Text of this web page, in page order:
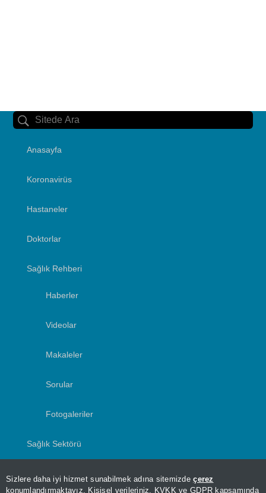
Sizlere daha iyi hizmet sunabilmek adına sitemizdeçerez
konumlandırmaktayız. Kişisel verileriniz, KVKK ve GDPR kapsamında
Anasayfa
Koronavirüs
Hastaneler
Doktorlar
Sağlık Rehberi
Haberler
Videolar
Makaleler
Sorular
Fotogaleriler
Sağlık Sektörü
Yazarlar